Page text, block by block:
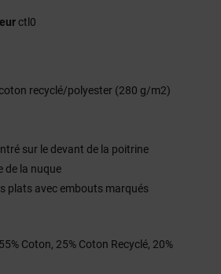
ctl0
recyclé/polyester (280 g/m2)
sur le devant de la poitrine
de la nuque
plats avec embouts marqués
Coton, 25% Coton Recyclé, 20%